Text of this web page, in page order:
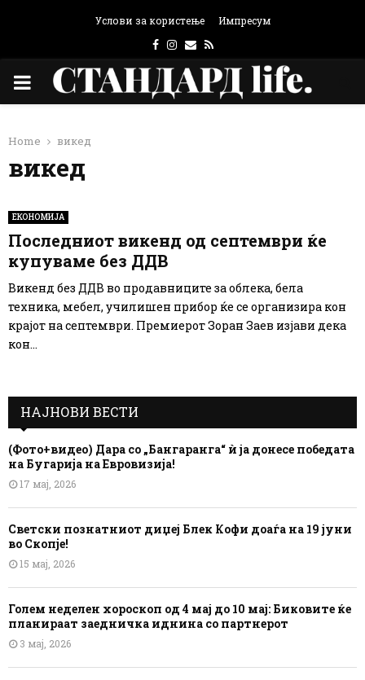
Услови за користење Импресум
Facebook
Instagram
Email
Rss
PRIMARY
Home викед
викед
ЕКОНОМИЈА
Последниот викенд од септември ќе
купуваме без ДДВ
Викенд без ДДВ во продавниците за облека, бела
техника, мебел, училишен прибор ќе се организира кон
крајот на септември. Премиерот Зоран Заев изјави дека
кон...
НАЈНОВИ ВЕСТИ
(Фото+видео) Дара со „Бангаранга“ ѝ ја донесе победата
на Бугарија на Евровизија!
17 мај, 2026
Светски познатниот диџеј Блек Кофи доаѓа на 19 јуни
во Скопје!
15 мај, 2026
Голем неделен хороскоп од 4 мај до 10 мај: Биковите ќе
планираат заедничка иднина со партнерот
3 мај, 2026